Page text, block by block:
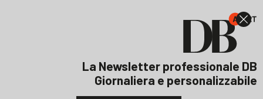
La Newsletter professionale DB
Giornaliera e personalizzabile